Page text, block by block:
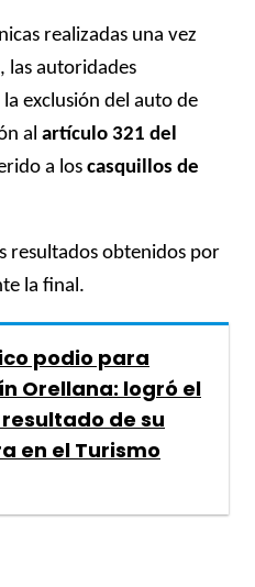
realizadas una vez
las autoridades
exclusión del auto de
al artículo 321 del
a los casquillos de
resultados obtenidos por
la final.
podio para
Orellana: logró el
de su
en el Turismo